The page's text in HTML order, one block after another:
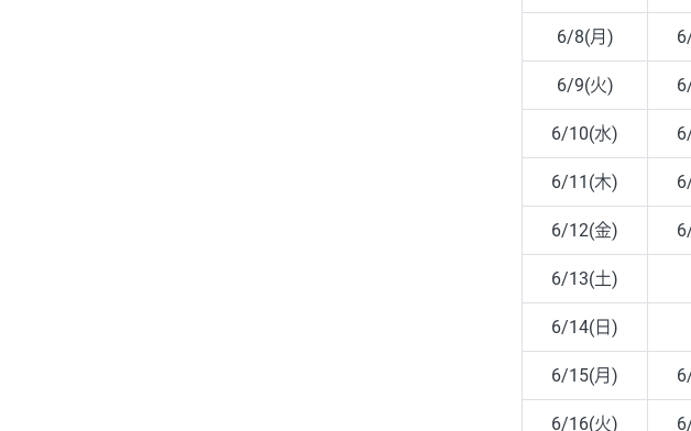
6/8(月)
6/9(火)
6/10(水)
6/11(木)
6/12(金)
6/13(土)
6/14(日)
6/15(月)
6/16(火)